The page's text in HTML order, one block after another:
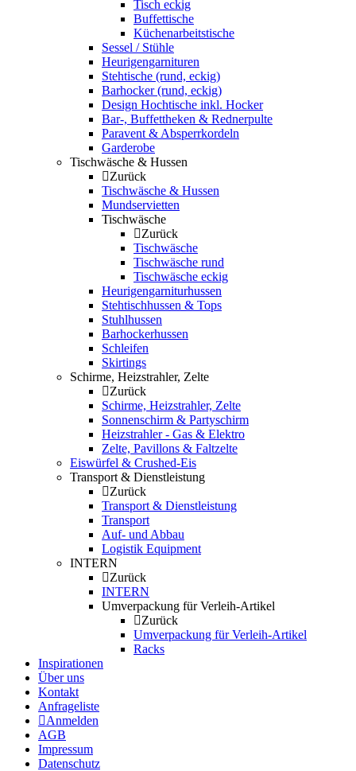
Tisch eckig
Buffettische
Küchenarbeitstische
Sessel / Stühle
Heurigengarnituren
Stehtische (rund, eckig)
Barhocker (rund, eckig)
Design Hochtische inkl. Hocker
Bar-, Buffettheken & Rednerpulte
Paravent & Absperrkordeln
Garderobe
Tischwäsche & Hussen
Zurück
Tischwäsche & Hussen
Mundservietten
Tischwäsche
Zurück
Tischwäsche
Tischwäsche rund
Tischwäsche eckig
Heurigengarniturhussen
Stehtischhussen & Tops
Stuhlhussen
Barhockerhussen
Schleifen
Skirtings
Schirme, Heizstrahler, Zelte
Zurück
Schirme, Heizstrahler, Zelte
Sonnenschirm & Partyschirm
Heizstrahler - Gas & Elektro
Zelte, Pavillons & Faltzelte
Eiswürfel & Crushed-Eis
Transport & Dienstleistung
Zurück
Transport & Dienstleistung
Transport
Auf- und Abbau
Logistik Equipment
INTERN
Zurück
INTERN
Umverpackung für Verleih-Artikel
Zurück
Umverpackung für Verleih-Artikel
Racks
Inspirationen
Über uns
Kontakt
Anfrageliste
Anmelden
AGB
Impressum
Datenschutz